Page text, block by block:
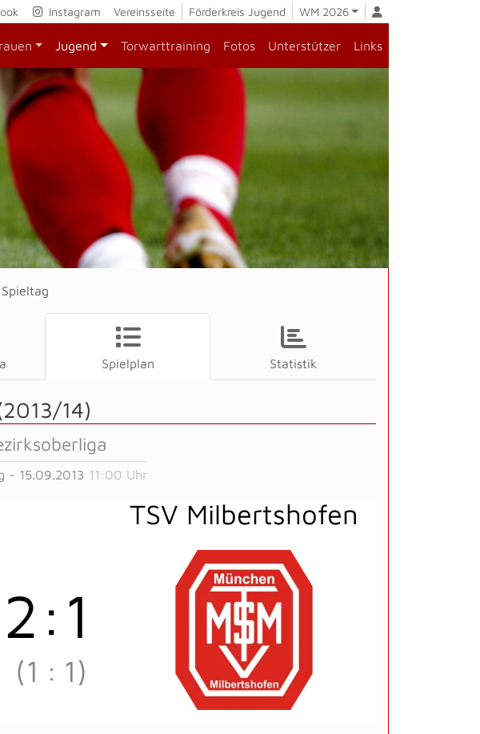
Instagram Vereinsseite Förderkreis Jugend WM 2026
Jugend Torwarttraining Fotos Unterstützer Links
Spieltag
Spielplan Statistik
14)
- 15.09.2013 11:00 Uhr
TSV Milbertshofen
2 : 1
(1 : 1)